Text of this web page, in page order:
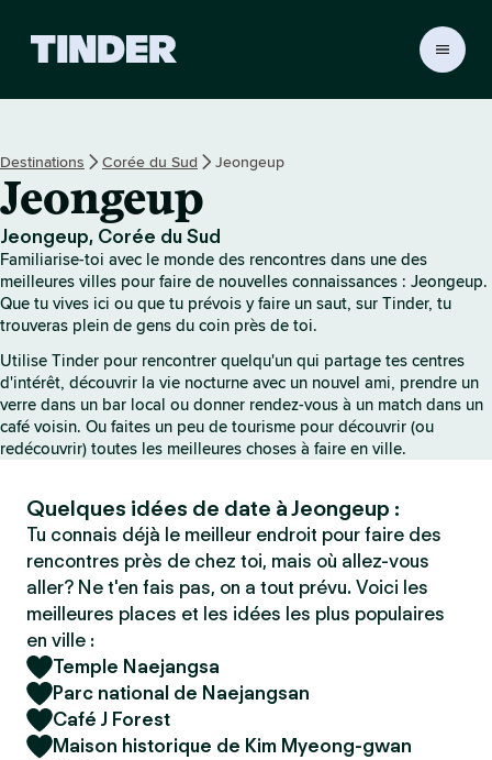
i
l
T
i
n
d
e
r
Destinations Corée du Sud Jeongeup
Jeongeup
Jeongeup, Corée du Sud
Familiarise-toi avec le monde des rencontres dans une des
meilleures villes pour faire de nouvelles connaissances : Jeongeup.
Que tu vives ici ou que tu prévois y faire un saut, sur Tinder, tu
trouveras plein de gens du coin près de toi.
Utilise Tinder pour rencontrer quelqu'un qui partage tes centres
d'intérêt, découvrir la vie nocturne avec un nouvel ami, prendre un
verre dans un bar local ou donner rendez-vous à un match dans un
café voisin. Ou faites un peu de tourisme pour découvrir (ou
redécouvrir) toutes les meilleures choses à faire en ville.
Quelques idées de date à Jeongeup :
Tu connais déjà le meilleur endroit pour faire des
rencontres près de chez toi, mais où allez-vous
aller? Ne t'en fais pas, on a tout prévu. Voici les
meilleures places et les idées les plus populaires
en ville :
Temple Naejangsa
Parc national de Naejangsan
Café J Forest
Maison historique de Kim Myeong-gwan